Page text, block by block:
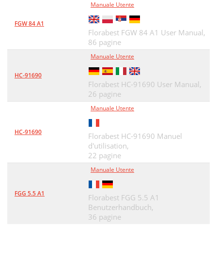
FGW 84 A1
Manuale Utente
Florabest FGW 84 A1 User Manual,
86 pagine
HC-91690
Manuale Utente
Florabest HC-91690 User Manual,
26 pagine
HC-91690
Manuale Utente
Florabest HC-91690 Manuel
d'utilisation,
22 pagine
FGG 5.5 A1
Manuale Utente
Florabest FGG 5.5 A1
Benutzerhandbuch,
36 pagine